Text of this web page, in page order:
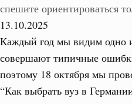
спешите ориентироваться
13.10.2025
Каждый год мы видим одно
совершают типичные
поэтому 18 октября мы
“Как выбрать вуз в